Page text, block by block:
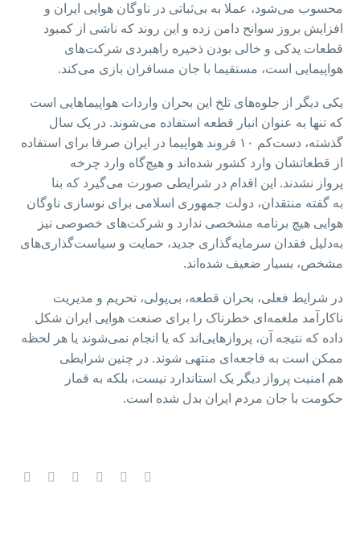
محسوب می‌شود، عملا به بی‌ثباتی در ناوگان هوایی ایران و
افزایش بروز سوانح دامن زده و این روند که ناشی از کمبود
قطعات یدکی و خالی بودن ذخیره راهبردی شرکت‌های
هواپیمایی است، مستقیما با جان مسافران بازی می‌کند.
یکی دیگر از جلوه‌های تلخ این بحران واردات هواپیماهایی است
که تنها به عنوان انبار قطعه استفاده می‌شوند. در یک سال
گذشته، دست‌کم ۱۰ فروند هواپیما در ایران صرفا برای استفاده
از قطعاتشان وارد کشور شده‌اند و هیچ‌گاه وارد چرخه
پرواز نشدند. این اقدام در شرایطی صورت می‌گیرد که بنا
به گفته منتقدان، دولت جمهوری اسلامی برای نوسازی ناوگان
هوایی هیچ برنامه مشخصی ندارد و شرکت‌های خصوصی نیز
به‌دلیل فقدان سرمایه‌گذاری جدید، حمایت و سیاست‌گذاری‌های
مشخص، بسیار ضعیف شده‌اند.
در شرایط فعلی، بحران قطعه، بی‌پولی، تحریم و مدیریت
ناکارآمد ملغمه‌ای خطرناک را برای صنعت هوایی ایران شکل
داده که نتیجه آن، پروازهایی‌اند که یا انجام نمی‌شوند یا هر لحظه
ممکن است به فاجعه‌ای منتهی شوند. در چنین شرایطی
هم امنیت پرواز دیگر یک استاندارد نیست، بلکه به قمار
حکومت با جان مردم ایران بدل شده است.